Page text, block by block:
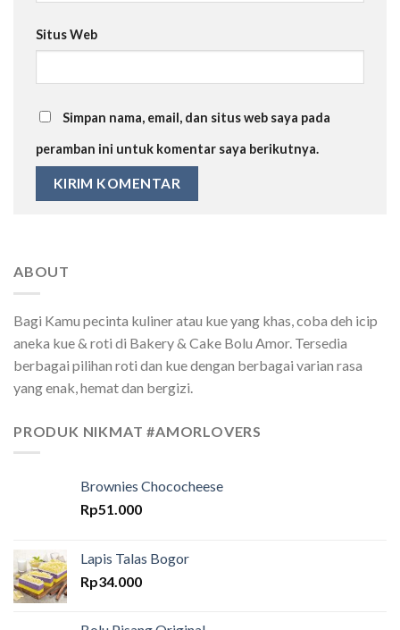
Situs Web
Simpan nama, email, dan situs web saya pada
peramban ini untuk komentar saya berikutnya.
ABOUT
Bagi Kamu pecinta kuliner atau kue yang khas, coba deh icip
aneka kue & roti di Bakery & Cake Bolu Amor. Tersedia
berbagai pilihan roti dan kue dengan berbagai varian rasa
yang enak, hemat dan bergizi.
PRODUK NIKMAT #AMORLOVERS
Brownies Chococheese
Rp51.000
Lapis Talas Bogor
Rp34.000